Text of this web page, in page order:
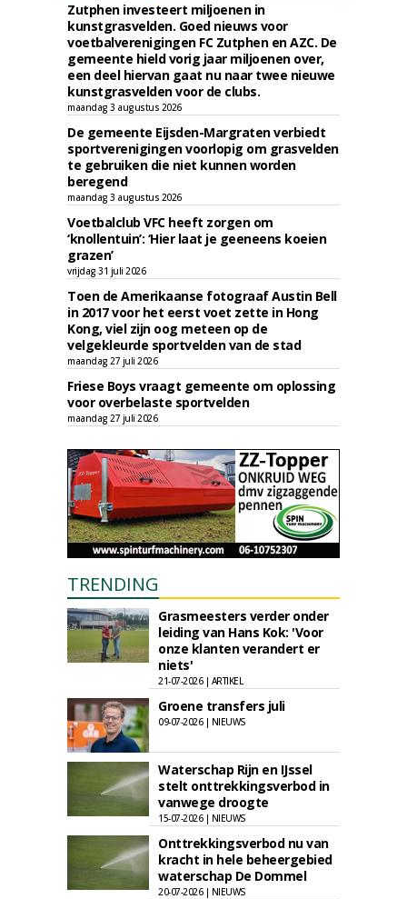
Zutphen investeert miljoenen in
kunstgrasvelden. Goed nieuws voor
voetbalverenigingen FC Zutphen en AZC. De
gemeente hield vorig jaar miljoenen over,
een deel hiervan gaat nu naar twee nieuwe
kunstgrasvelden voor de clubs.
maandag 3 augustus 2026
De gemeente Eijsden-Margraten verbiedt
sportverenigingen voorlopig om grasvelden
te gebruiken die niet kunnen worden
beregend
maandag 3 augustus 2026
Voetbalclub VFC heeft zorgen om
‘knollentuin’: ‘Hier laat je geeneens koeien
grazen’
vrijdag 31 juli 2026
Toen de Amerikaanse fotograaf Austin Bell
in 2017 voor het eerst voet zette in Hong
Kong, viel zijn oog meteen op de
velgekleurde sportvelden van de stad
maandag 27 juli 2026
Friese Boys vraagt gemeente om oplossing
voor overbelaste sportvelden
maandag 27 juli 2026
TRENDING
Grasmeesters verder onder
leiding van Hans Kok: 'Voor
onze klanten verandert er
niets'
21-07-2026 | ARTIKEL
Groene transfers juli
09-07-2026 | NIEUWS
Waterschap Rijn en IJssel
stelt onttrekkingsverbod in
vanwege droogte
15-07-2026 | NIEUWS
Onttrekkingsverbod nu van
kracht in hele beheergebied
waterschap De Dommel
20-07-2026 | NIEUWS